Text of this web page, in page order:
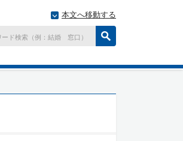
本文へ移動する